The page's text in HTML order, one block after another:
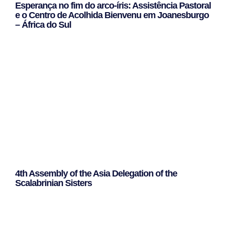
Esperança no fim do arco-íris: Assistência Pastoral
e o Centro de Acolhida Bienvenu em Joanesburgo
– África do Sul
4th Assembly of the Asia Delegation of the
Scalabrinian Sisters